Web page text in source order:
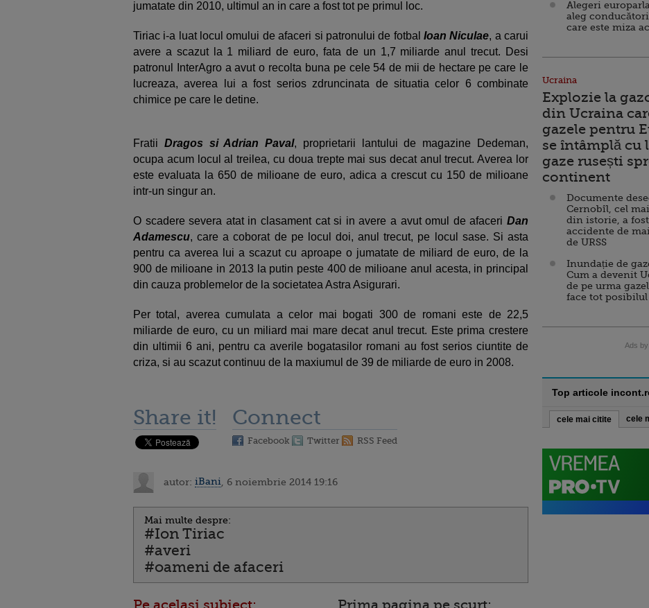
jumatate din 2010, ultimul an in care a fost tot pe primul loc.
Tiriac i-a luat locul omului de afaceri si patronului de fotbal Ioan Niculae, a carui
avere a scazut la 1 miliard de euro, fata de un 1,7 miliarde anul trecut. Desi
patronul InterAgro a avut o recolta buna pe cele 54 de mii de hectare pe care le
lucreaza, averea lui a fost serios zdruncinata de situatia celor 6 combinate
chimice pe care le detine.
Fratii Dragos si Adrian Paval, proprietarii lantului de magazine Dedeman,
ocupa acum locul al treilea, cu doua trepte mai sus decat anul trecut. Averea lor
este evaluata la 650 de milioane de euro, adica a crescut cu 150 de milioane
intr-un singur an.
O scadere severa atat in clasament cat si in avere a avut omul de afaceri Dan
Adamescu, care a coborat de pe locul doi, anul trecut, pe locul sase. Si asta
pentru ca averea lui a scazut cu aproape o jumatate de miliard de euro, de la
900 de milioane in 2013 la putin peste 400 de milioane anul acesta, in principal
din cauza problemelor de la societatea Astra Asigurari.
Per total, averea cumulata a celor mai bogati 300 de romani este de 22,5
miliarde de euro, cu un miliard mai mare decat anul trecut. Este prima crestere
din ultimii 6 ani, pentru ca averile bogatasilor romani au fost serios ciuntite de
criza, si au scazut continuu de la maxiumul de 39 de miliarde de euro in 2008.
Share it! Connect
Facebook Twitter RSS Feed
autor: iBani , 6 noiembrie 2014 19:16
Mai multe despre:
#Ion Tiriac
#averi
#oameni de afaceri
Pe acelasi subiect: Prima pagina pe scurt:
Alegeri
aleg
care este miza
Ucraina
Explozie la
din Ucraina
gazele pentru
se întâmplă cu
gaze rusești
continent
Documente
Cernobîl, cel
din istorie, a
accidente de
de URSS
Inundație de
Cum a devenit
de pe urma
face tot
Ads
Top articole
cele mai citite cele